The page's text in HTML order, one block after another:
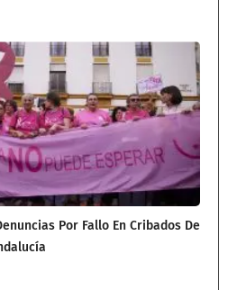
Por Fallo En Cribados De